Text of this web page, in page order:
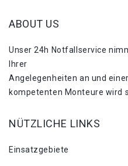
ABOUT US
Unser 24h Notfallservice
Ihrer
Angelegenheiten an und
kompetenten Monteure wird
NÜTZLICHE LINKS
Einsatzgebiete